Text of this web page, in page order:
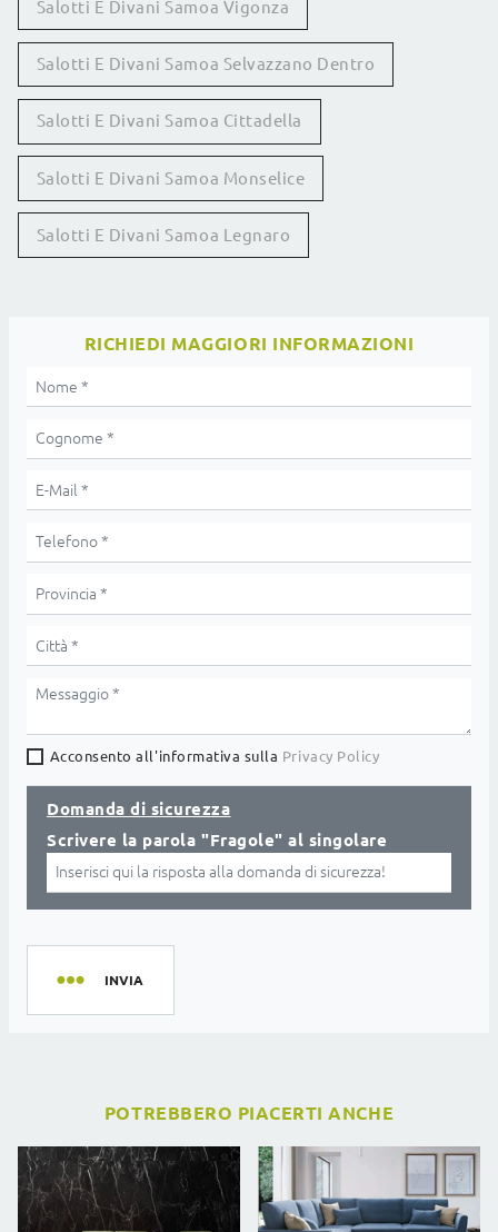
Salotti E Divani Samoa Vigonza
Salotti E Divani Samoa Selvazzano Dentro
Salotti E Divani Samoa Cittadella
Salotti E Divani Samoa Monselice
Salotti E Divani Samoa Legnaro
RICHIEDI MAGGIORI INFORMAZIONI
Acconsento all'informativa sulla Privacy Policy
Domanda di sicurezza
Scrivere la parola "Fragole" al singolare
INVIA
POTREBBERO PIACERTI ANCHE